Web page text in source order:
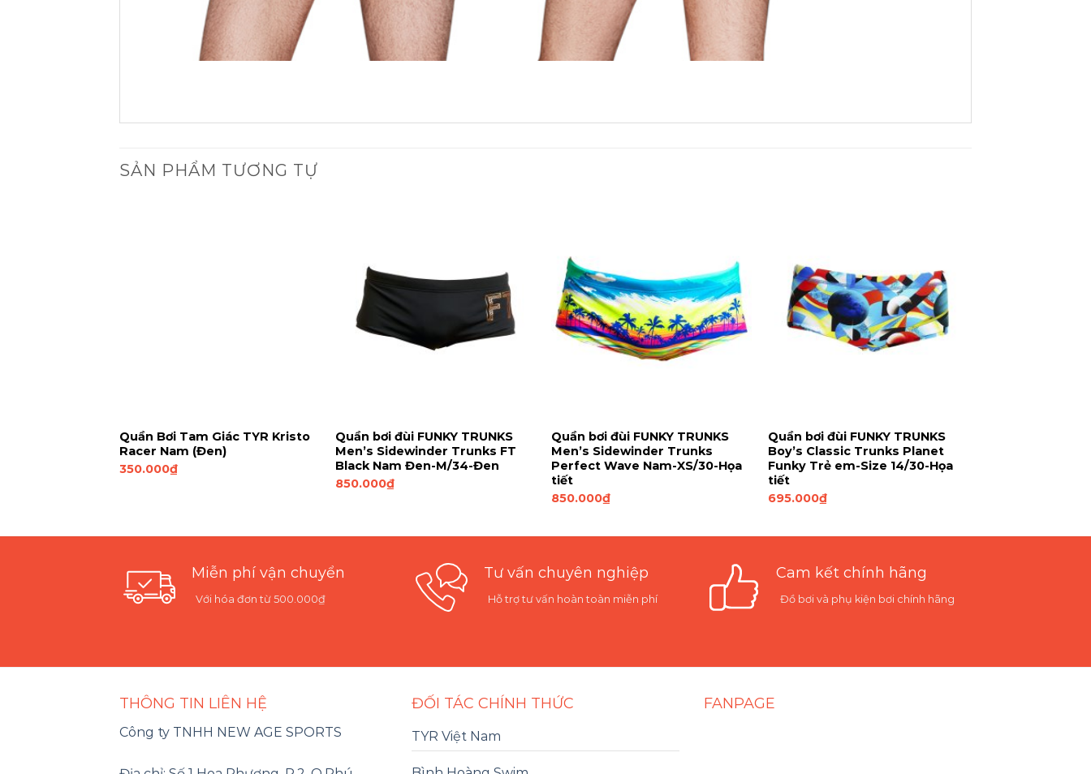
SẢN PHẨM TƯƠNG TỰ
Quần Bơi Tam Giác TYR Kristo
Racer Nam (Đen)
350.000₫
Quần bơi đùi FUNKY TRUNKS
Men’s Sidewinder Trunks FT
Black Nam Đen-M/34-Đen
850.000₫
Quần bơi đùi FUNKY TRUNKS
Men’s Sidewinder Trunks
Perfect Wave Nam-XS/30-Họa
tiết
850.000₫
Quần bơi đùi FUNKY TRUNKS
Boy’s Classic Trunks Planet
Funky Trẻ em-Size 14/30-Họa
tiết
695.000₫
Miễn phí vận chuyển
Với hóa đơn từ 500.000₫
Tư vấn chuyên nghiệp
Hỗ trợ tư vấn hoàn toàn miễn phí
Cam kết chính hãng
Đồ bơi và phụ kiện bơi chính hãng
THÔNG TIN LIÊN HỆ
Công ty TNHH NEW AGE SPORTS
ĐỐI TÁC CHÍNH THỨC
TYR Việt Nam
FANPAGE